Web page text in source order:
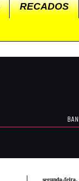
RECADOS
segunda-